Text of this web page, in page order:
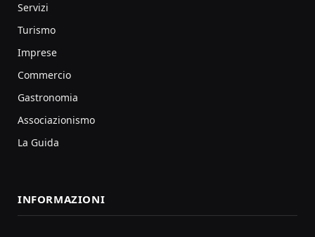
Servizi
Turismo
Imprese
Commercio
Gastronomia
Associazionismo
La Guida
INFORMAZIONI